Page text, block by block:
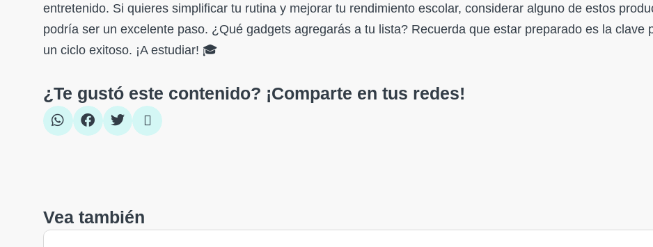
entretenido. Si quieres simplificar tu rutina y mejorar tu rendimiento escolar, considerar alguno de estos
podría ser un excelente paso. ¿Qué gadgets agregarás a tu lista? Recuerda que estar preparado es la clave
un ciclo exitoso. ¡A estudiar! 🎓
¿Te gustó este contenido? ¡Comparte en tus redes!
Vea también